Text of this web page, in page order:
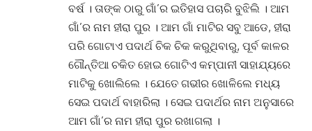
ବର୍ଷ । ତାଙ୍କ ଠାରୁ ଗାଁ’ର ଇତିହାସ ପଚାରି ବୁଝିଲି । ଆମ
ଗାଁ’ର ନାମ ହୀରା ପୁର । ଆମ ଗାଁ ମାଟିର ସବୁ ଆଡେ, ହୀରା
ପରି ଗୋଟାଏ ପଦାର୍ଥ ଚିକ ଚିକ କରୁଥିବାରୁ, ପୂର୍ବ କାଳର
ଗୌନ୍ତିଆ ଚକିତ ହୋଇ ଗୋଟିଏ କମ୍ପାନୀ ସାହାଯ୍ୟରେ
ମାଟିକୁ ଖୋଲିଲେ । ଯେତେ ଗଭୀର ଖୋଳିଲେ ମଧ୍ୟ
ସେଇ ପଦାର୍ଥ ବାହାରିଲା । ସେଇ ପଦାର୍ଥର ନାମ ଅନୁସାରେ
ଆମ ଗାଁ’ର ନାମ ହୀରା ପୁର ରଖାଗଲା ।